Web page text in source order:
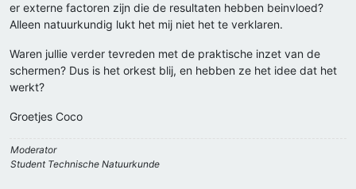
er externe factoren zijn die de resultaten hebben beinvloed?
Alleen natuurkundig lukt het mij niet het te verklaren.
Waren jullie verder tevreden met de praktische inzet van de
schermen? Dus is het orkest blij, en hebben ze het idee dat het
werkt?
Groetjes Coco
Moderator
Student Technische Natuurkunde